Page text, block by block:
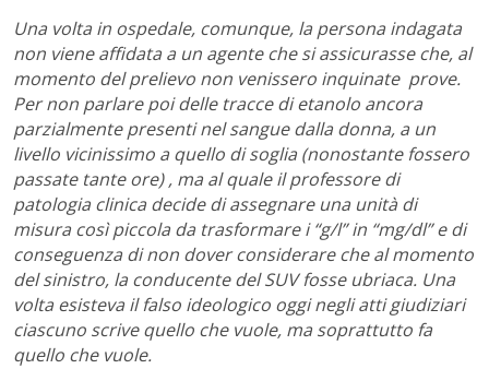
Una volta in ospedale, comunque, la persona indagata
non viene affidata a un agente che si assicurasse che, al
momento del prelievo non venissero inquinate prove.
Per non parlare poi delle tracce di etanolo ancora
parzialmente presenti nel sangue dalla donna, a un
livello vicinissimo a quello di soglia (nonostante fossero
passate tante ore) , ma al quale il professore di
patologia clinica decide di assegnare una unità di
misura così piccola da trasformare i “g/l” in “mg/dl” e di
conseguenza di non dover considerare che al momento
del sinistro, la conducente del SUV fosse ubriaca. Una
volta esisteva il falso ideologico oggi negli atti giudiziari
ciascuno scrive quello che vuole, ma soprattutto fa
quello che vuole.